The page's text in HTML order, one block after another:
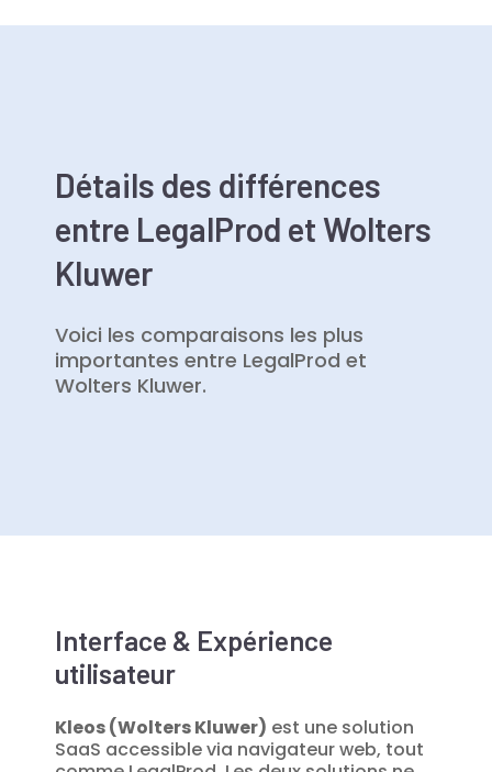
Détails des différences
entre LegalProd et Wolters
Kluwer
Voici les comparaisons les plus
importantes entre LegalProd et
Wolters Kluwer.
Interface & Expérience
utilisateur
Kleos (Wolters Kluwer) est une solution
SaaS accessible via navigateur web, tout